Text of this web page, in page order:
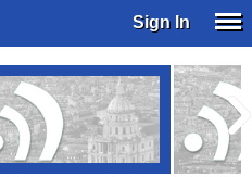
Sign In